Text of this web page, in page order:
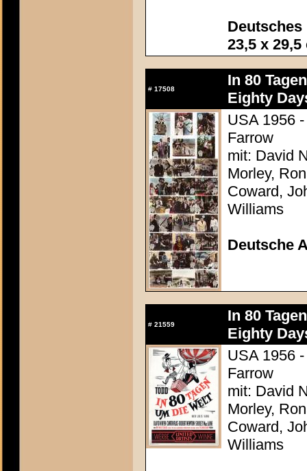
23,5 x 29,5
# 17508
In 80
Eighty
USA 1956
Farrow
mit: David
Morley,
Coward,
Williams
Deutsche
# 21559
In 80
Eighty
USA 1956
Farrow
mit: David
Morley,
Coward,
Williams